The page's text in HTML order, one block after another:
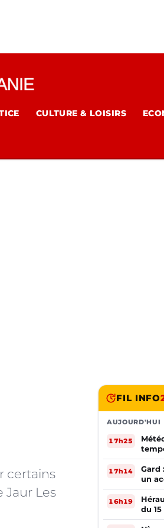
CULTURE & LOISIRS
certains
Jaur Les
FIL INFO
AUJOURD'HUI
17h25
17h14
Gard
un
16h19
du